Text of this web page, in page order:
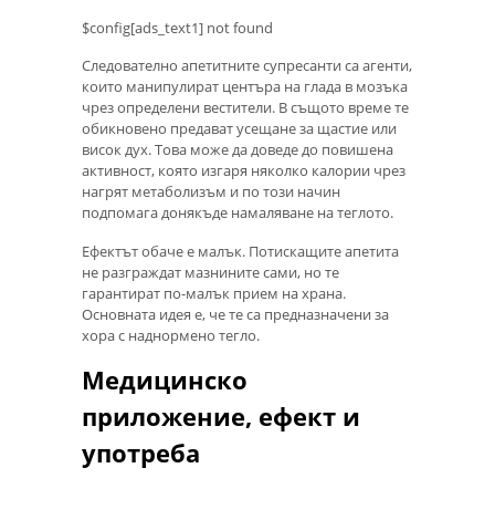
$config[ads_text1] not found
Следователно апетитните супресанти са агенти,
които манипулират центъра на глада в мозъка
чрез определени вестители. В същото време те
обикновено предават усещане за щастие или
висок дух. Това може да доведе до повишена
активност, която изгаря няколко калории чрез
нагрят метаболизъм и по този начин
подпомага донякъде намаляване на теглото.
Ефектът обаче е малък. Потискащите апетита
не разграждат мазнините сами, но те
гарантират по-малък прием на храна.
Основната идея е, че те са предназначени за
хора с наднормено тегло.
Медицинско
приложение, ефект и
употреба